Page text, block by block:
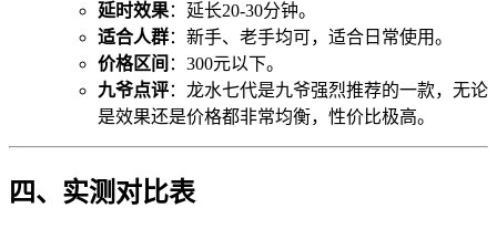
延时效果：延长20-30分钟。
适合人群：新手、老手均可，适合日常使用。
价格区间 ：300元以下。
九爷点评：龙水七代是九爷强烈推荐的一款，无论
是效果还是价格都非常均衡，性价比极高。
四、实测对比表